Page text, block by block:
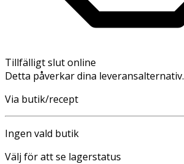
Tillfälligt slut online
Detta påverkar dina leveransalternativ.
Via butik/recept
Ingen vald butik
Välj för att se lagerstatus